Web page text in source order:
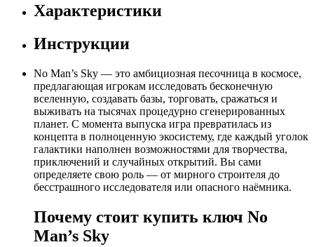
Характеристики
Инструкции
No Man’s Sky — это амбициозная песочница в космосе,
предлагающая игрокам исследовать бесконечную
вселенную, создавать базы, торговать, сражаться и
выживать на тысячах процедурно сгенерированных
планет. С момента выпуска игра превратилась из
концепта в полноценную экосистему, где каждый уголок
галактики наполнен возможностями для творчества,
приключений и случайных открытий. Вы сами
определяете свою роль — от мирного строителя до
бесстрашного исследователя или опасного наёмника.
Почему стоит купить ключ No
Man’s Sky